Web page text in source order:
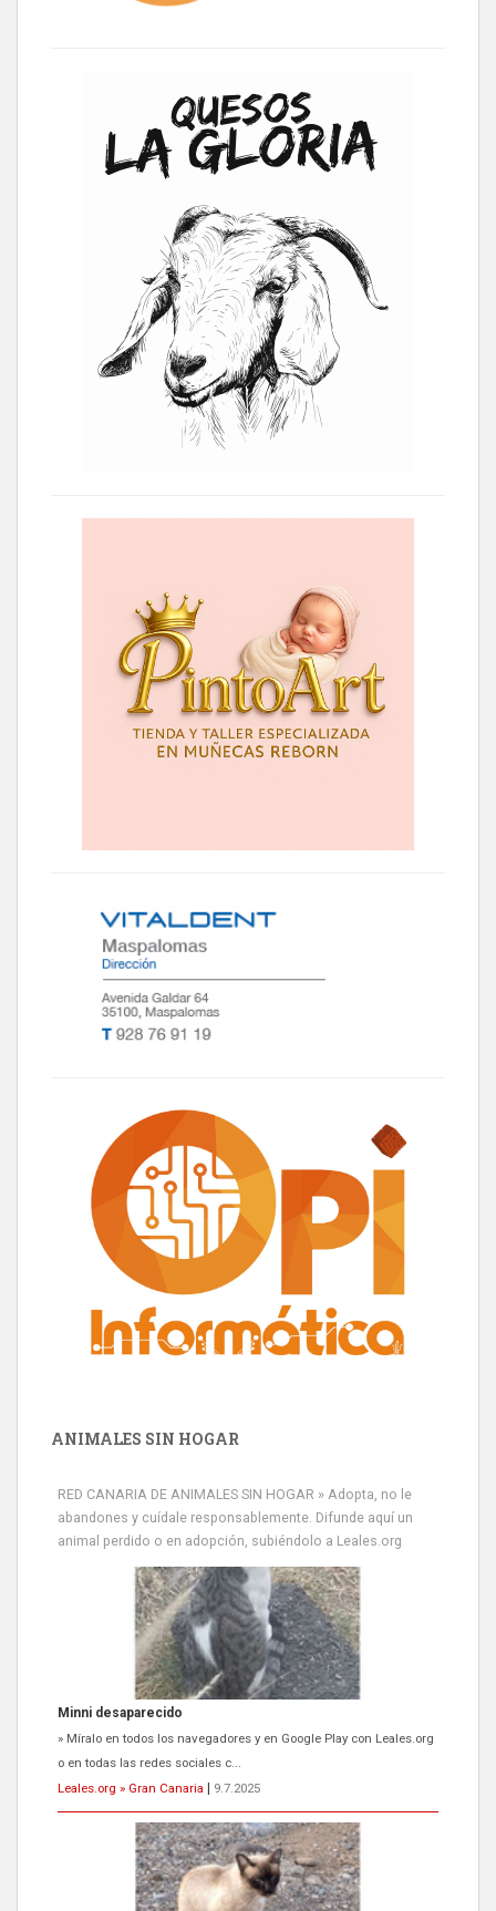
ANIMALES SIN HOGAR
RED CANARIA DE ANIMALES SIN HOGAR » Adopta, no le
abandones y cuídale responsablemente. Difunde aquí un
animal perdido o en adopción, subiéndolo a Leales.org
Siami Perdida
Se llama Siami,es hembra de 4 años,esterilizada con marca de
oreja,cariñosa,mimosa pero miedosa,e...
Leales.org » Gran Canaria
9.7.2025